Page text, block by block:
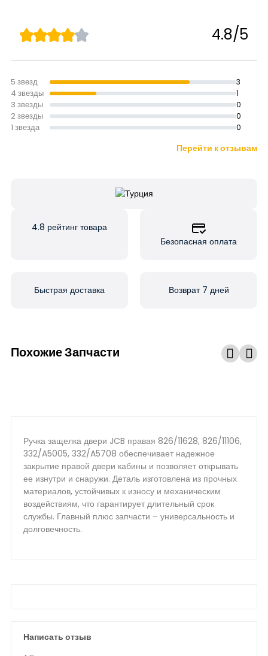
4.8/5
5 звезд 3
4 звезды 1
3 звезды 0
2 звезды 0
1 звезда 0
Перейти к отзывам
4.8 рейтинг товара
Безопасная оплата
Быстрая доставка Возврат 7 дней
Похожие Запчасти
Ручка защелка двери JCB правая 826/11628, 826/11106,
332/A5005, 332/A5708 обеспечивает надежное
закрытие правой двери кабины и позволяет открывать
ее изнутри и снаружи. Деталь изготовлена из прочных
материалов, устойчивых к износу и механическим
воздействиям, что гарантирует длительный срок
службы. Главный плюс запчасти – универсальность и
долговечность.
Написать отзыв